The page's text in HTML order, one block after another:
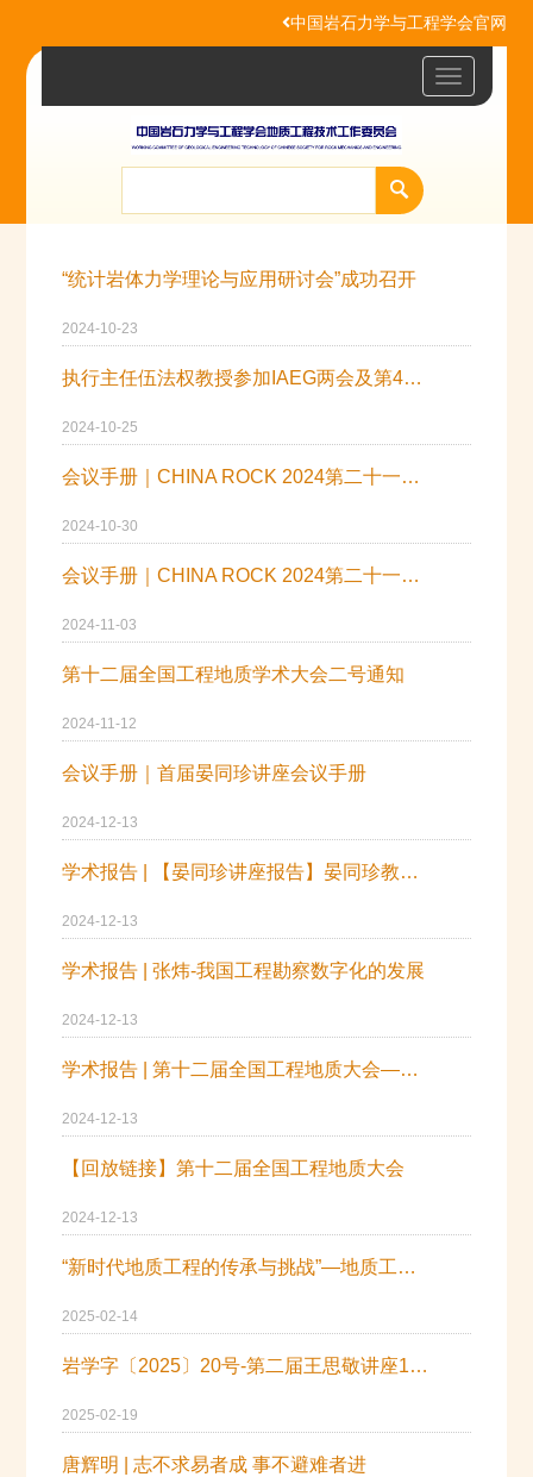
中国岩石力学与工程学会官网
Toggle
“统计岩体力学理论与应用研讨会”成功召开
2024-10-23
执行主任伍法权教授参加IAEG两会及第4届欧洲区域学术大会
2024-10-25
会议手册｜CHINA ROCK 2024第二十一次中国岩石力学与工程学术年会
2024-10-30
会议手册｜CHINA ROCK 2024第二十一次中国岩石力学与工程学术年会
2024-11-03
第十二届全国工程地质学术大会二号通知
2024-11-12
会议手册｜首届晏同珍讲座会议手册
2024-12-13
学术报告 | 【晏同珍讲座报告】晏同珍教授的学术思想
2024-12-13
学术报告 | 张炜-我国工程勘察数字化的发展
2024-12-13
学术报告 | 第十二届全国工程地质大会—彭建兵，殷跃平两位院士报告（视频）
2024-12-13
【回放链接】第十二届全国工程地质大会
2024-12-13
“新时代地质工程的传承与挑战”—地质工程技术工作委员会“大师面对面”活动成功举行
2025-02-14
岩学字〔2025〕20号-第二届王思敬讲座1号通知
2025-02-19
唐辉明 | 志不求易者成 事不避难者进